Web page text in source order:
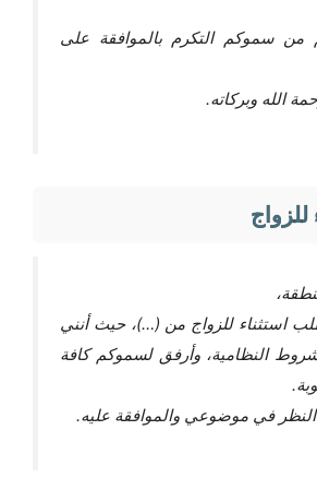
من سموكم التكرم بالموافقة على
الله وبركاته.
استثناء للزواج من (…)، حيث أنني
النظامية، وأرفق لسموكم كافة
في موضوعي والموافقة عليه.